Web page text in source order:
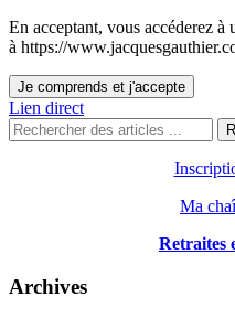
En acceptant, vous accéderez
à https://
Je comprends et j'accepte
Lien direct
Ma
Retraites
Archives